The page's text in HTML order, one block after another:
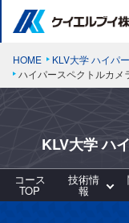
HOME
KLV大学 ハイパ
ハイパースペクトルカメ
KLV大学 ハ
コース
TOP
技術情
報